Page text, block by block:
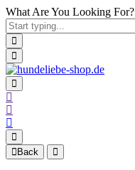
What Are You Looking For?
Back